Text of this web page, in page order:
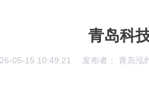
青岛科
05-15 10:49:21 发布者： 青岛泓